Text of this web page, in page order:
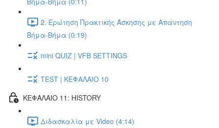
2. Ερώτηση Πρακτικής Άσκησης με Απάντηση
Βήμα-Βήμα (0:19)
mini QUIZ | VFB SETTINGS
TEST | ΚΕΦΑΛΑΙΟ 10
ΚΕΦΑΛΑΙΟ 11: HISTORY
Διδασκαλία με Video (4:14)